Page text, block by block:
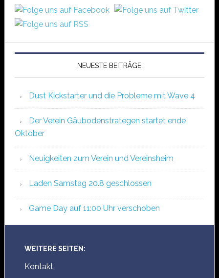
NEUESTE BEITRÄGE
Dust Kickstarter und die Probleme mit Wave 4
Der Verein Gäubodenstrategen startet ende
Oktober
Neuigkeiten zum Verein und Vereinsheim
Laden Samstag 20.8 geschlossen
Game Day auf 11:00 Uhr verschoben
WEITERE SEITEN:
Kontakt